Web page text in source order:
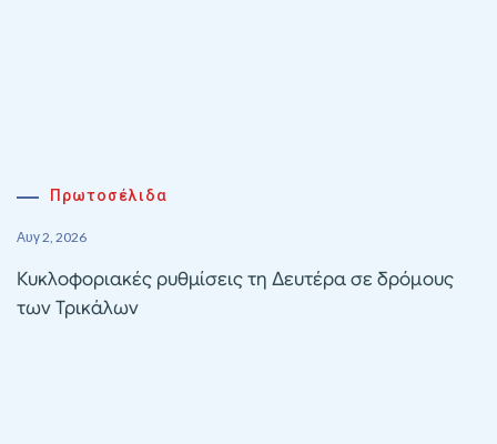
Πρωτοσέλιδα
Αυγ 2, 2026
Κυκλοφοριακές ρυθμίσεις τη Δευτέρα σε δρόμους
των Τρικάλων